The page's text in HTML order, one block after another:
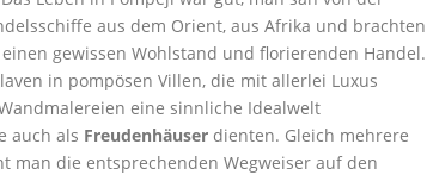
aus dem Orient, aus Afrika und brachten
gewissen Wohlstand und florierenden Handel.
in pompösen Villen, die mit allerlei Luxus
eine sinnliche Idealwelt
auch als Freudenhäuser dienten. Gleich mehrere
man die entsprechenden Wegweiser auf den